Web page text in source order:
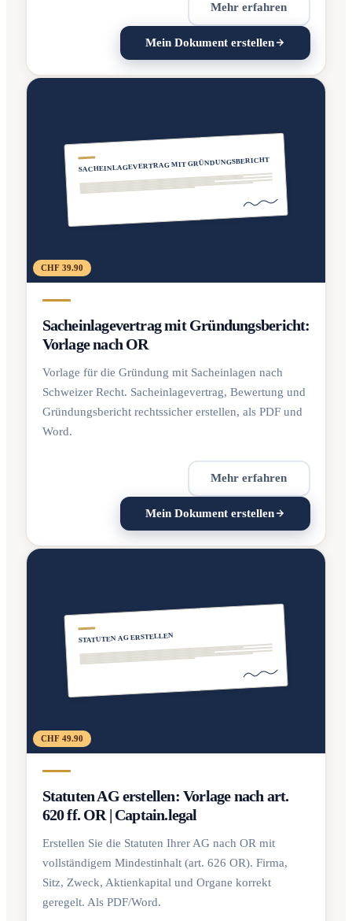
Mehr erfahren
Mein Dokument erstellen
SACHEINLAGEVERTRAG MIT GRÜNDUNGSBERICHT
CHF 39.90
Sacheinlagevertrag mit Gründungsbericht:
Vorlage nach OR
Vorlage für die Gründung mit Sacheinlagen nach
Schweizer Recht. Sacheinlagevertrag, Bewertung und
Gründungsbericht rechtssicher erstellen, als PDF und
Word.
Mehr erfahren
Mein Dokument erstellen
STATUTEN AG ERSTELLEN
CHF 49.90
Statuten AG erstellen: Vorlage nach art.
620 ff. OR | Captain.legal
Erstellen Sie die Statuten Ihrer AG nach OR mit
vollständigem Mindestinhalt (art. 626 OR). Firma,
Sitz, Zweck, Aktienkapital und Organe korrekt
geregelt. Als PDF/Word.